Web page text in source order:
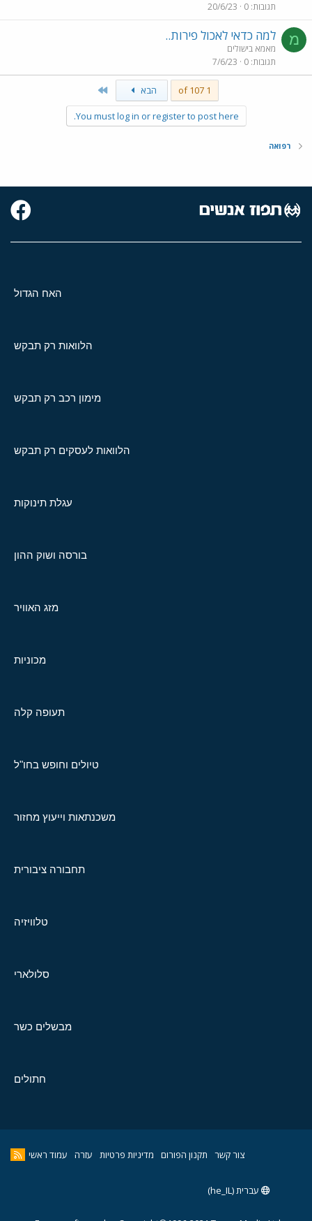
תגובות 0
20/6/23
מ למה כדאי לאכול פירות..
מאמא בישולים
תגובות 0
7/6/23
1 of 107 הבא
You must log in or register to post here.
רפואה
האח הגדול
הלוואות רק תבקש
מימון רכב רק תבקש
הלוואות לעסקים רק תבקש
עגלת תינוקות
בורסה ושוק ההון
מזג האוויר
מכוניות
תעופה קלה
טיולים וחופש בחו"ל
משכנתאות וייעוץ מחזור
תחבורה ציבורית
טלוויזיה
סלולארי
מבשלים כשר
חתולים
צור קשר תקנון הפורום מדיניות פרטיות עזרה עמוד ראשי
עברית (he_IL)